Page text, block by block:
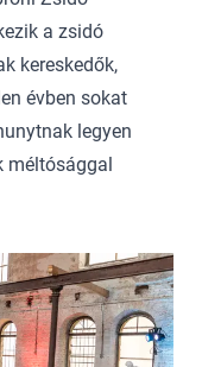
a zsidó
kereskedők,
évben sokat
legyen
méltósággal